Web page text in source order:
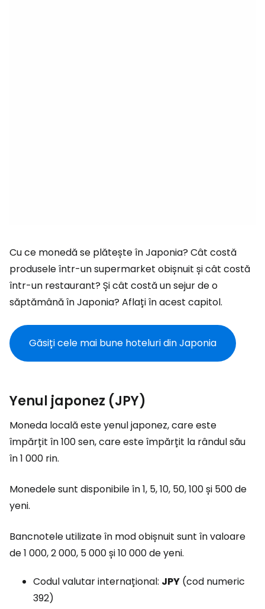
Cu ce monedă se plătește în Japonia? Cât costă
produsele într-un supermarket obișnuit și cât costă
într-un restaurant? Și cât costă un sejur de o
săptămână în Japonia? Aflați în acest capitol.
Găsiți cele mai bune hoteluri din Japonia
Yenul japonez (JPY)
Moneda locală este yenul japonez, care este
împărțit în 100 sen, care este împărțit la rândul său
în 1 000 rin.
Monedele sunt disponibile în 1, 5, 10, 50, 100 și 500 de
yeni.
Bancnotele utilizate în mod obișnuit sunt în valoare
de 1 000, 2 000, 5 000 și 10 000 de yeni.
Codul valutar internațional: JPY (cod numeric
392)